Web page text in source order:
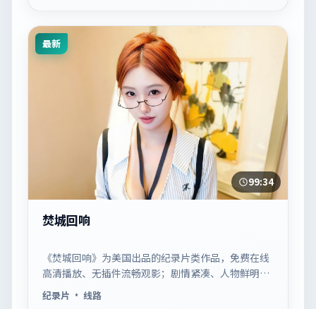
最新
99:34
焚城回响
《焚城回响》为美国出品的纪录片类作品，免费在线
高清播放、无插件流畅观影；剧情紧凑、人物鲜明，
适合休闲一口气追看。
纪录片 · 线路